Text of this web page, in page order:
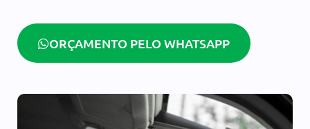
ORÇAMENTO PELO WHATSAPP